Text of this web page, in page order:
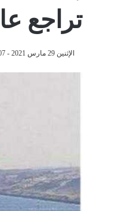
تراجع
الإثنين 29 مارس 2021 - 5:07 مساءً